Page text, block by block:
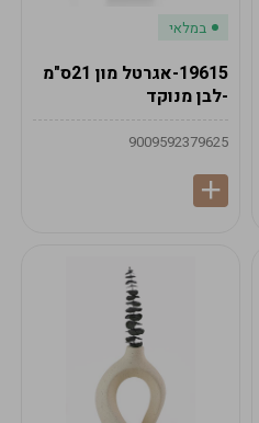
במלאי
19615-אגרטל מון 21ס"מ
-לבן מנוקד
9009592379625